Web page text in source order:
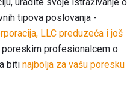
tipova poslovanja -
LLC preduzeća i još
poreskim profesionalcem o
biti najbolja za vašu poresku